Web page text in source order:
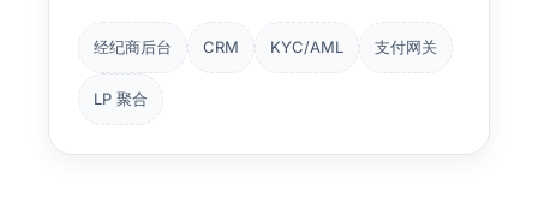
经纪商后台 CRM KYC/AML 支付网关
LP 聚合